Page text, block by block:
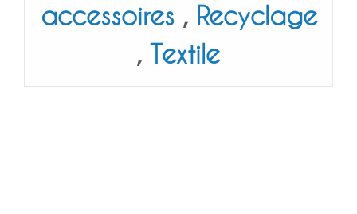
accessoires, Recyclage
, Textile